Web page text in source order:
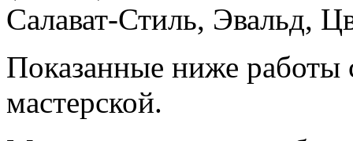
Салават-Стиль, Эвальд,
Показанные ниже
мастерской.